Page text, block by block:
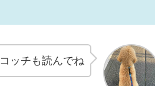
コッチも読んでね